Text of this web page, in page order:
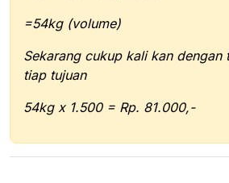
=54kg (volume)
Sekarang cukup kali kan dengan
tiap tujuan
54kg x 1.500 = Rp. 81.000,-